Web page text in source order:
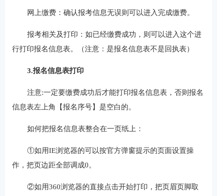
网上缴费：确认报考信息无误则可以进入完成缴费。
报考相关及打印：如已经缴费成功，则可以进入这个进
行打印报名信息表。（注意：是报名信息表不是回执表）
3.报名信息表打印
注意:一定要缴费成功后才能打印报名信息表，否则报名
信息表左上角【报名序号】是空白的。
如何把报名信息表整合在一页纸上：
①如用IE浏览器的可以按官方弹窗提示的页面设置操
作，把页边距全部调成0。
②如用360浏览器的直接点击开始打印，把页眉页脚取